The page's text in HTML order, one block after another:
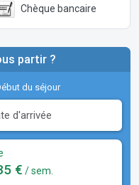
Chèque bancaire
partir ?
du séjour
€ / sem.